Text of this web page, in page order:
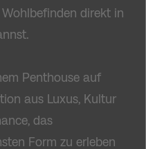
direkt in
Penthouse auf
aus Luxus, Kultur
das
Form zu erleben